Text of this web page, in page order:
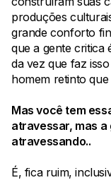
produções
grande conforto
que a gente critica
da vez que faz
homem retinto
Mas você tem
atravessar, mas
atravessando..
É, fica ruim,